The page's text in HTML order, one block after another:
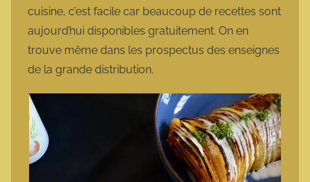
cuisine, c’est facile car beaucoup de recettes sont
aujourd’hui disponibles gratuitement. On en
trouve même dans les prospectus des enseignes
de la grande distribution.